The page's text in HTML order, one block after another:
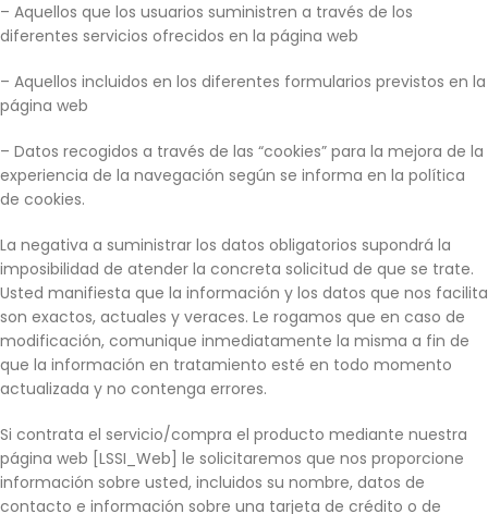
– Aquellos que los usuarios suministren a través de los
diferentes servicios ofrecidos en la página web
– Aquellos incluidos en los diferentes formularios previstos en la
página web
– Datos recogidos a través de las “cookies” para la mejora de la
experiencia de la navegación según se informa en la política
de cookies.
La negativa a suministrar los datos obligatorios supondrá la
imposibilidad de atender la concreta solicitud de que se trate.
Usted manifiesta que la información y los datos que nos facilita
son exactos, actuales y veraces. Le rogamos que en caso de
modificación, comunique inmediatamente la misma a fin de
que la información en tratamiento esté en todo momento
actualizada y no contenga errores.
Si contrata el servicio/compra el producto mediante nuestra
página web [LSSI_Web] le solicitaremos que nos proporcione
información sobre usted, incluidos su nombre, datos de
contacto e información sobre una tarjeta de crédito o de